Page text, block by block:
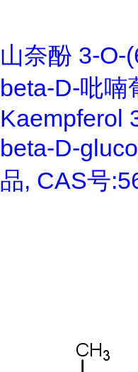
山奈酚 3-O-
beta-D-吡喃
Kaempferol
beta-D-
品, CAS号